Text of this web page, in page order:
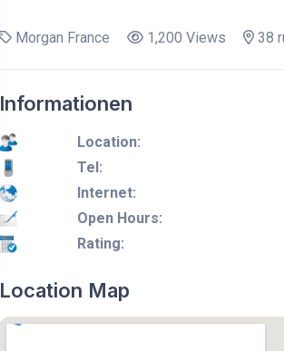
Morgan France 1,200 Views 38
Informationen
Location:
Tel:
Internet:
Open Hours:
Rating:
Location Map